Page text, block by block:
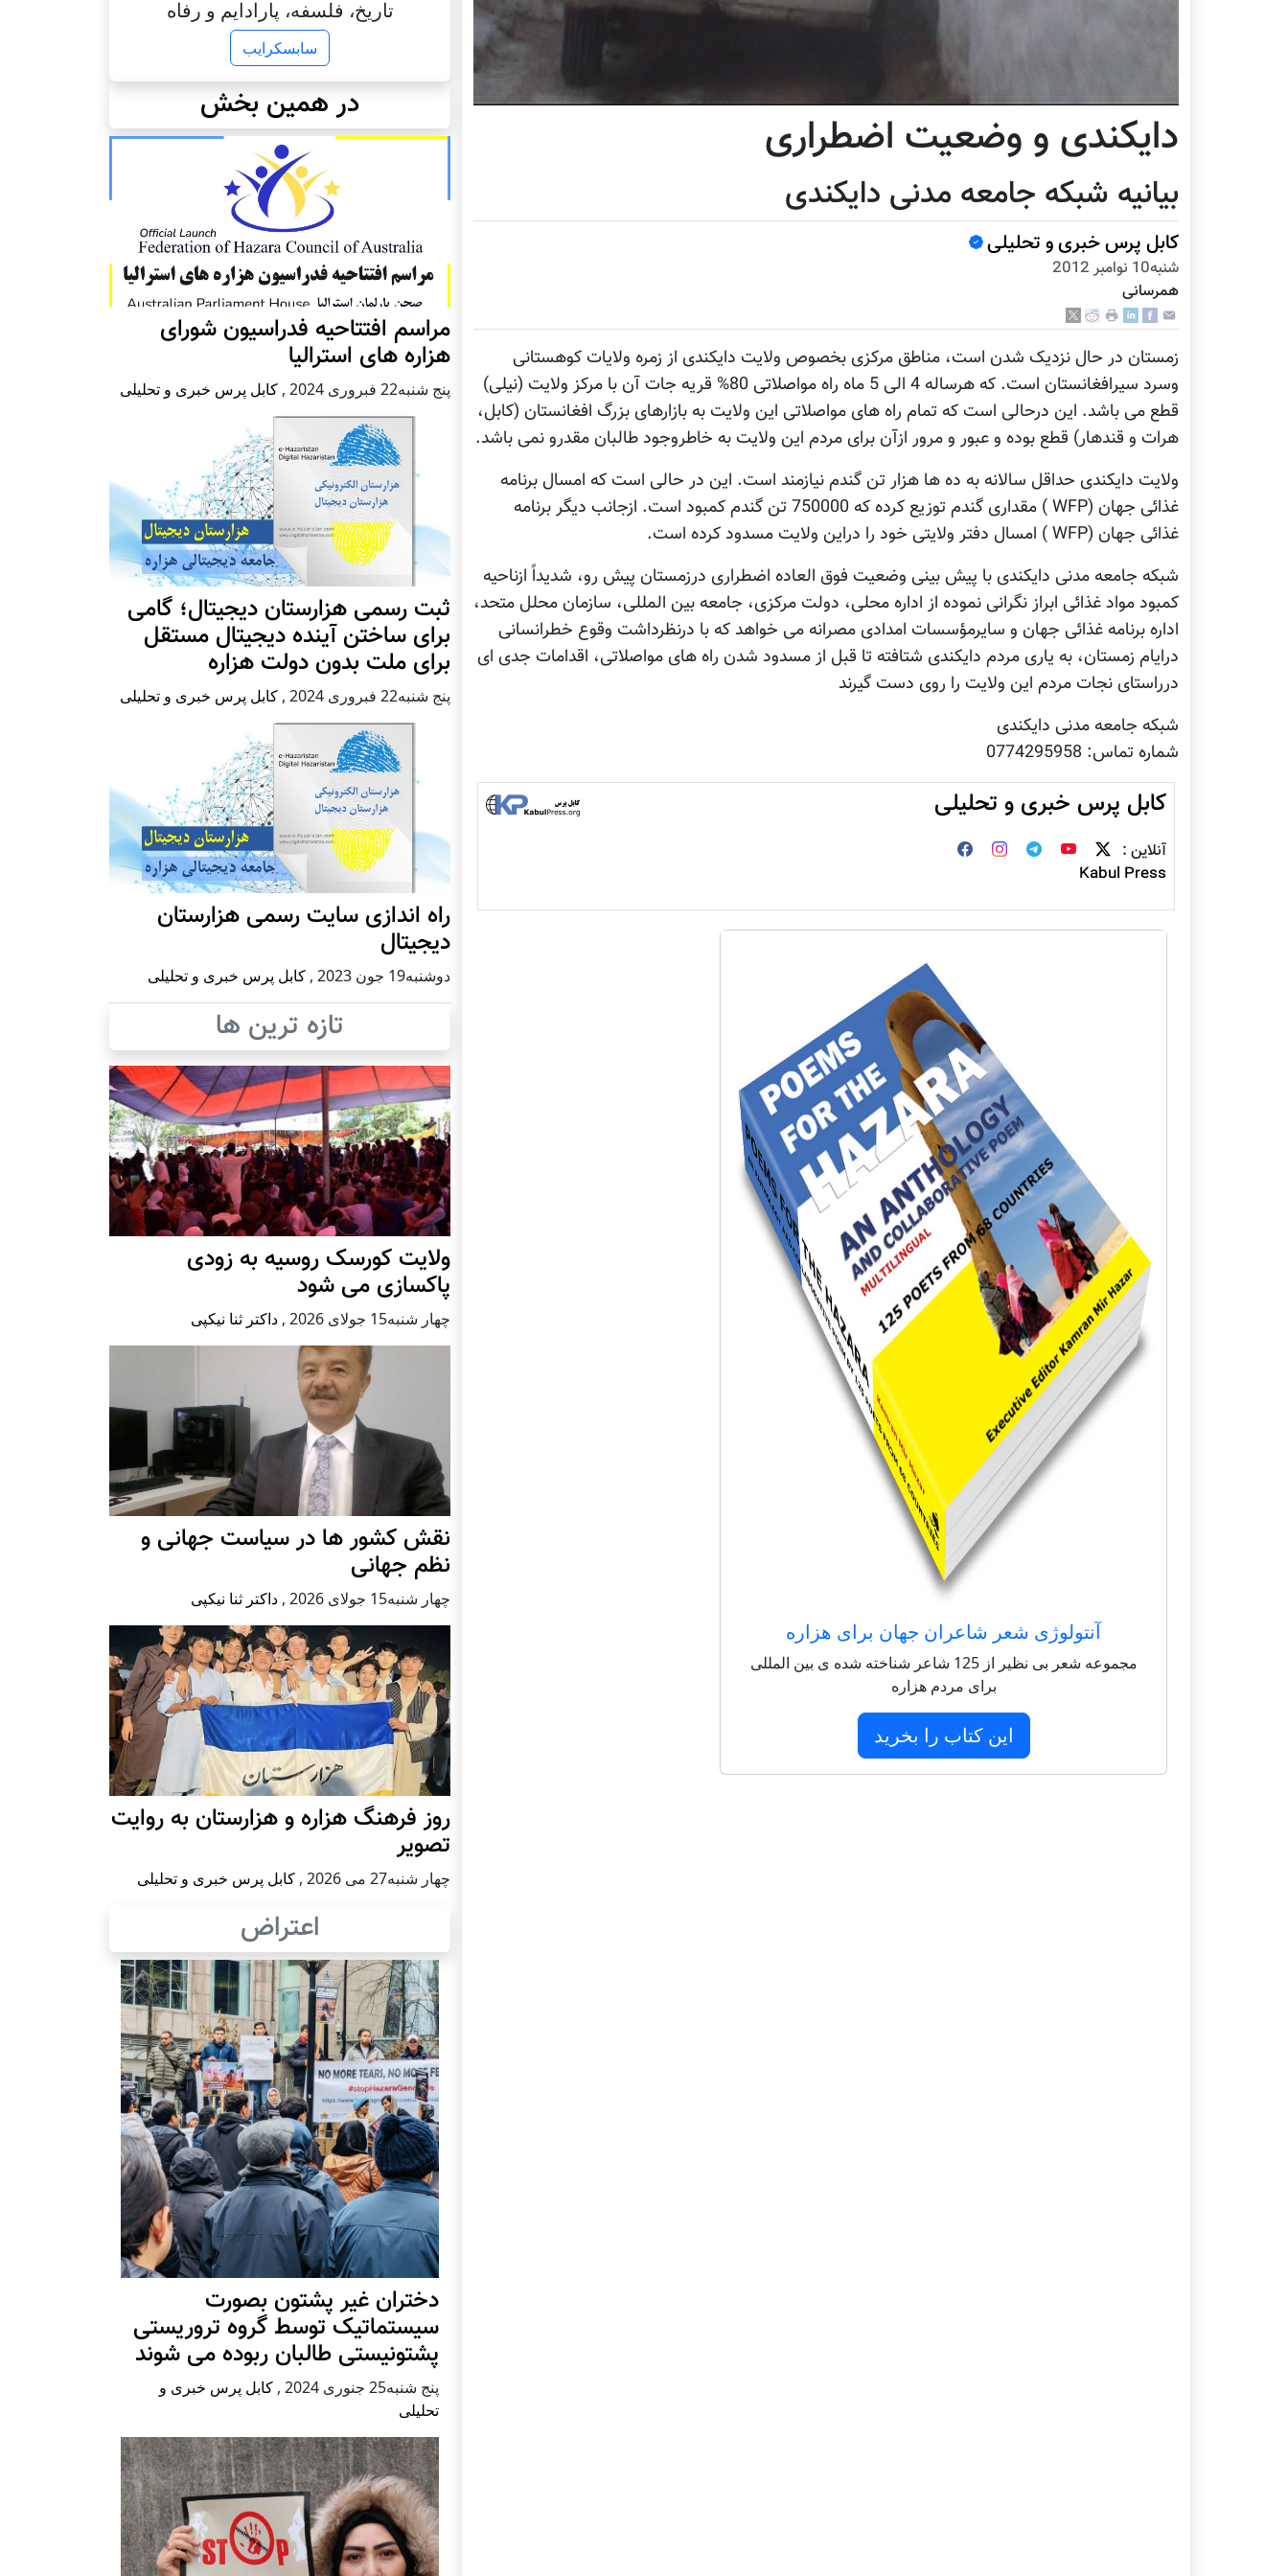
دایکندی و وضعیت اضطراری
بیانیه شبکه جامعه مدنی دایکندی
کابل پرس خبری و تحلیلی
شنبه10 نوامبر 2012
همرسانی
زمستان در حال نزدیک شدن است، مناطق مرکزی بخصوص ولایت دایکندی از زمره ولایات کوهستانی
وسرد سیرافغانستان است. که هرساله 4 الی 5 ماه راه مواصلاتی 80% قریه جات آن با مرکز ولایت (نیلی)
قطع می باشد. این درحالی است که تمام راه های مواصلاتی این ولایت به بازارهای بزرگ افغانستان (کابل،
هرات و قندهار) قطع بوده و عبور و مرور ازآن برای مردم این ولایت به خاطروجود طالبان مقدرو نمی باشد.
ولایت دایکندی حداقل سالانه به ده ها هزار تن گندم نیازمند است. این در حالی است که امسال برنامه
غذائی جهان (WFP ) مقداری گندم توزیع کرده که 750000 تن گندم کمبود است. ازجانب دیگر برنامه
غذائی جهان (WFP ) امسال دفتر ولایتی خود را دراین ولایت مسدود کرده است.
شبکه جامعه مدنی دایکندی با پیش بینی وضعیت فوق العاده اضطراری درزمستان پیش رو، شدیداً ازناحیه
کمبود مواد غذائی ابراز نگرانی نموده از اداره محلی، دولت مرکزی، جامعه بین المللی، سازمان محلل متحد،
اداره برنامه غذائی جهان و سایرمؤسسات امدادی مصرانه می خواهد که با درنظرداشت وقوع خطرانسانی
درایام زمستان، به یاری مردم دایکندی شتافته تا قبل از مسدود شدن راه های مواصلاتی، اقدامات جدی ای
درراستای نجات مردم این ولایت را روی دست گیرند
شبکه جامعه مدنی دایکندی
شماره تماس: 0774295958
کابل پرس خبری و تحلیلی
آنلاین :
Kabul Press
آنتولوژی شعر شاعران جهان برای هزاره
مجموعه شعر بی نظیر از 125 شاعر شناخته شده ی بین المللی
برای مردم هزاره
این کتاب را بخرید
تاریخ، فلسفه، پارادایم و رفاه
سابسکرایب
در همین بخش
مراسم افتتاحیه فدراسیون شورای
هزاره های استرالیا
پنج شنبه22 فبروری 2024 , کابل پرس خبری و تحلیلی
ثبت رسمی هزارستان دیجیتال؛ گامی
برای ساختن آینده دیجیتال مستقل
برای ملت بدون دولت هزاره
پنج شنبه22 فبروری 2024 , کابل پرس خبری و تحلیلی
راه اندازی سایت رسمی هزارستان
دیجیتال
دوشنبه19 جون 2023 , کابل پرس خبری و تحلیلی
تازه ترین ها
ولایت کورسک روسیه به زودی
پاکسازی می شود
چهار شنبه15 جولای 2026 , داکتر ثنا نیکپی
نقش کشور ها در سیاست جهانی و
نظم جهانی
چهار شنبه15 جولای 2026 , داکتر ثنا نیکپی
روز فرهنگ هزاره و هزارستان به روایت
تصویر
چهار شنبه27 می 2026 , کابل پرس خبری و تحلیلی
اعتراض
دختران غیر پشتون بصورت
سیستماتیک توسط گروه تروریستی
پشتونیستی طالبان ربوده می شوند
پنج شنبه25 جنوری 2024 , کابل پرس خبری و
تحلیلی